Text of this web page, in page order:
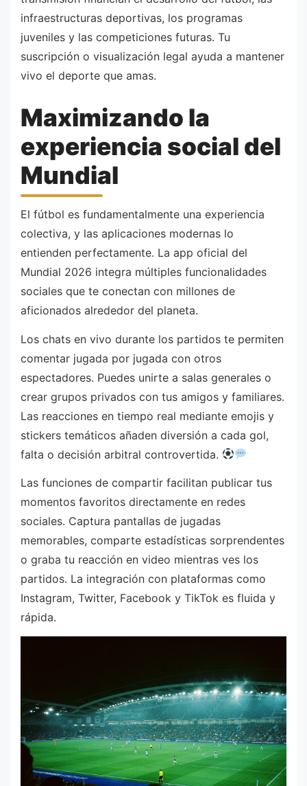
infraestructuras deportivas, los programas
juveniles y las competiciones futuras. Tu
suscripción o visualización legal ayuda a mantener
vivo el deporte que amas.
Maximizando la
experiencia social del
Mundial
El fútbol es fundamentalmente una experiencia
colectiva, y las aplicaciones modernas lo
entienden perfectamente. La app oficial del
Mundial 2026 integra múltiples funcionalidades
sociales que te conectan con millones de
aficionados alrededor del planeta.
Los chats en vivo durante los partidos te permiten
comentar jugada por jugada con otros
espectadores. Puedes unirte a salas generales o
crear grupos privados con tus amigos y familiares.
Las reacciones en tiempo real mediante emojis y
stickers temáticos añaden diversión a cada gol,
falta o decisión arbitral controvertida.
Las funciones de compartir facilitan publicar tus
momentos favoritos directamente en redes
sociales. Captura pantallas de jugadas
memorables, comparte estadísticas sorprendentes
o graba tu reacción en video mientras ves los
partidos. La integración con plataformas como
Instagram, Twitter, Facebook y TikTok es fluida y
rápida.